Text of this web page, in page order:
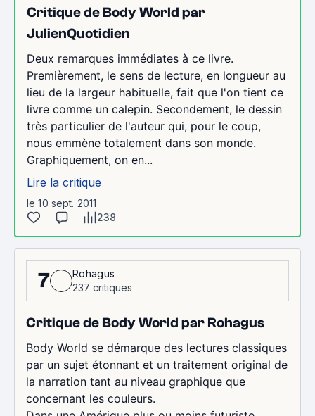
Critique de Body World par
JulienQuotidien
Deux remarques immédiates à ce livre.
Premièrement, le sens de lecture, en longueur au
lieu de la largeur habituelle, fait que l'on tient ce
livre comme un calepin. Secondement, le dessin
très particulier de l'auteur qui, pour le coup,
nous emmène totalement dans son monde.
Graphiquement, on en...
Lire la critique
le 10 sept. 2011
238
7
Rohagus
237 critiques
Critique de Body World par Rohagus
Body World se démarque des lectures classiques
par un sujet étonnant et un traitement original de
la narration tant au niveau graphique que
concernant les couleurs.